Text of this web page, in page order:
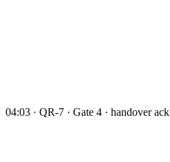
04:03 · QR-7 · Gate 4 · handover ack